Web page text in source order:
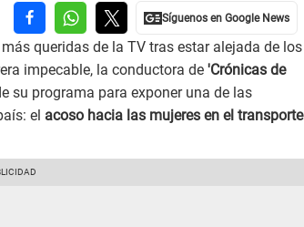
queridas de la TV tras estar alejada de los
impecable, la conductora de 'Crónicas de
su programa para exponer una de las
el acoso hacia las mujeres en el transporte